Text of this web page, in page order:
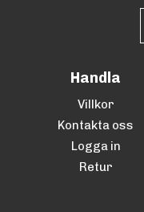
Handla
Villkor
Kontakta oss
Logga in
Retur